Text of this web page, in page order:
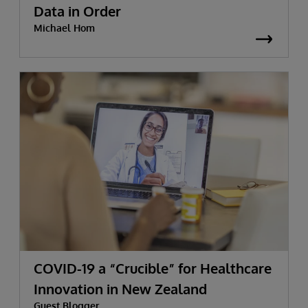
Data in Order
Michael Hom
COVID-19 a “Crucible” for Healthcare
Innovation in New Zealand
Guest Blogger